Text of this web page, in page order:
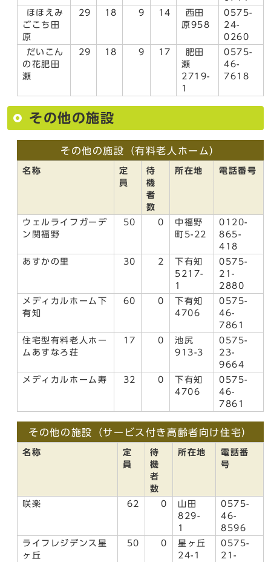
ほほえみ
ごこち田
原
29 18 9 14
西田
原958
0575-
24-
0260
だいこん
の花肥田
瀬
29 18 9 17
肥田
瀬
2719-
1
0575-
46-
7618
その他の施設
その他の施設（有料老人ホーム）
名称
定
員
待
機
者
数
所在地 電話番号
ウェルライフガーデ
ン関福野
50 0
中福野
町5-22
0120-
865-
418
あすかの里
30 2
下有知
5217-
1
0575-
21-
2880
メディカルホーム下
有知
60 0
下有知
4706
0575-
46-
7861
住宅型有料老人ホー
ムあすなろ荘
17 0
池尻
913-3
0575-
23-
9664
メディカルホーム寿
32 0
下有知
4706
0575-
46-
7861
その他の施設（サービス付き高齢者向け住宅）
名称
定
員
待
機
者
数
所在地
電話番
号
咲楽 62 0
山田
829-
1
0575-
46-
8596
ライフレジデンス星
ヶ丘
50 0
星ヶ丘
24-1
0575-
21-